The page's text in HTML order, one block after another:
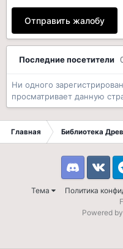
Отправить жалобу
Последние посетители
Ни одного
просматривает данную
Главная Библиотека
Тема Политика
DiscordVK
Powered